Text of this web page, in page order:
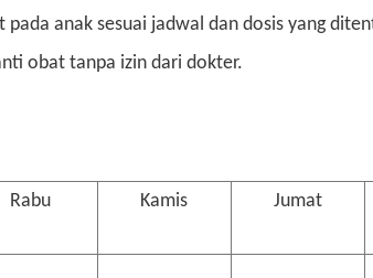
anak sesuai jadwal dan dosis yang
obat tanpa izin dari dokter.
Rabu Kamis Jumat